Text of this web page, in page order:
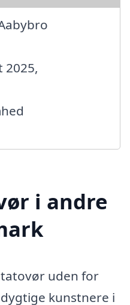
2025,
i andre
uden for
kunstnere i